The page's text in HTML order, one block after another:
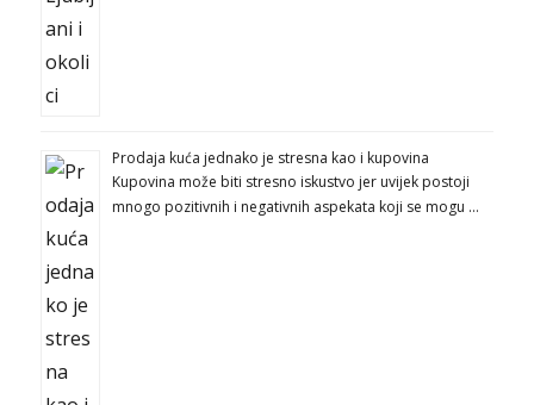
Prodaja kuća jednako je stresna kao i kupovina
Kupovina može biti stresno iskustvo jer uvijek postoji
mnogo pozitivnih i negativnih aspekata koji se mogu …